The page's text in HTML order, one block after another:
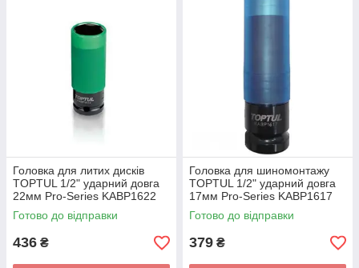
Головка для литих дисків
TOPTUL 1/2" ударний довга
22мм Pro-Series KABP1622
Готово до відправки
436 ₴
Головка для шиномонтажу
TOPTUL 1/2" ударний довга
17мм Pro-Series KABP1617
Готово до відправки
379 ₴